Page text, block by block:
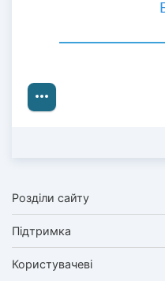
Розділи сайту
Підтримка
Користувачеві